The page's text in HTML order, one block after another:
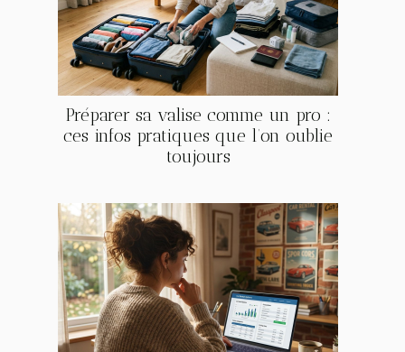
Préparer sa valise comme un pro :
ces infos pratiques que l’on oublie
toujours